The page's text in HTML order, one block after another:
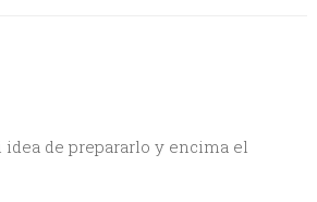
de prepararlo y encima el